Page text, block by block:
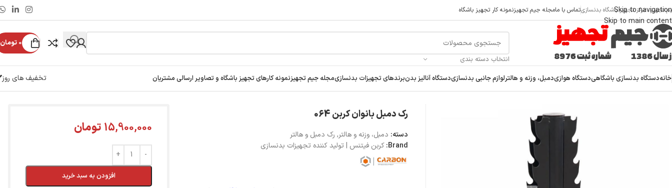
Skip to navigation
Skip to main content
تجهیز، مرکز تجهیز باشگاه بدنسازیتماس با مامجله جیم تجهیزنمونه کار تجهیز باشگاه
انتخاب دسته بندی
0 تومان
خانهدستگاه بدنسازی باشگاهیدستگاه هوازیدمبل، وزنه و هالترلوازم جانبی بدنسازیدستگاه آنالیز بدنبرندهای تجهیزات بدنسازیمجله جیم تجهیزنمونه کارهای تجهیز باشگاه و تصاویر ارسالی مشتریان
تخفیف های روز
رک دمبل بانوان کربن 064
دسته: دمبل، وزنه و هالتر, رک دمبل و هالتر
Brand: کربن فیتنس | تولید کننده تجهیزات بدنسازی
15,900,000 تومان
افزودن به سبد خرید